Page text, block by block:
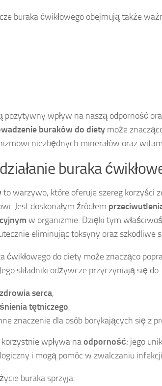
buraka ćwikłowego obejmują także
pozytywny wpływ na naszą odporność
buraków do diety może
niezbędnych minerałów oraz
buraka
to warzywo, które oferuje szereg korzyści
Jest doskonałym źródłem
w organizmie. Dzięki tym
eliminując toksyny oraz szkodliwe
ćwikłowego do diety może znacząco
składniki odżywcze przyczyniają się do:
serca,
tętniczego,
znaczenie dla osób borykających się z
wpływa naodporność; jego
i mogą pomóc w zwalczaniu
buraka sprzyja: